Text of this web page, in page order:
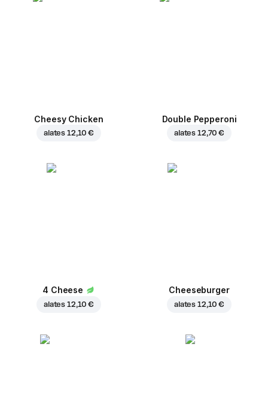
Cheesy Chicken
alates 12,10 €
Double Pepperoni
alates 12,70 €
4 Cheese
alates 12,10 €
Cheeseburger
alates 12,10 €